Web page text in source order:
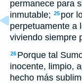
permanece para
inmutable; 25 por
perpetuamente a
viviendo siempre
26 Porque tal
inocente, limpio,
hecho más